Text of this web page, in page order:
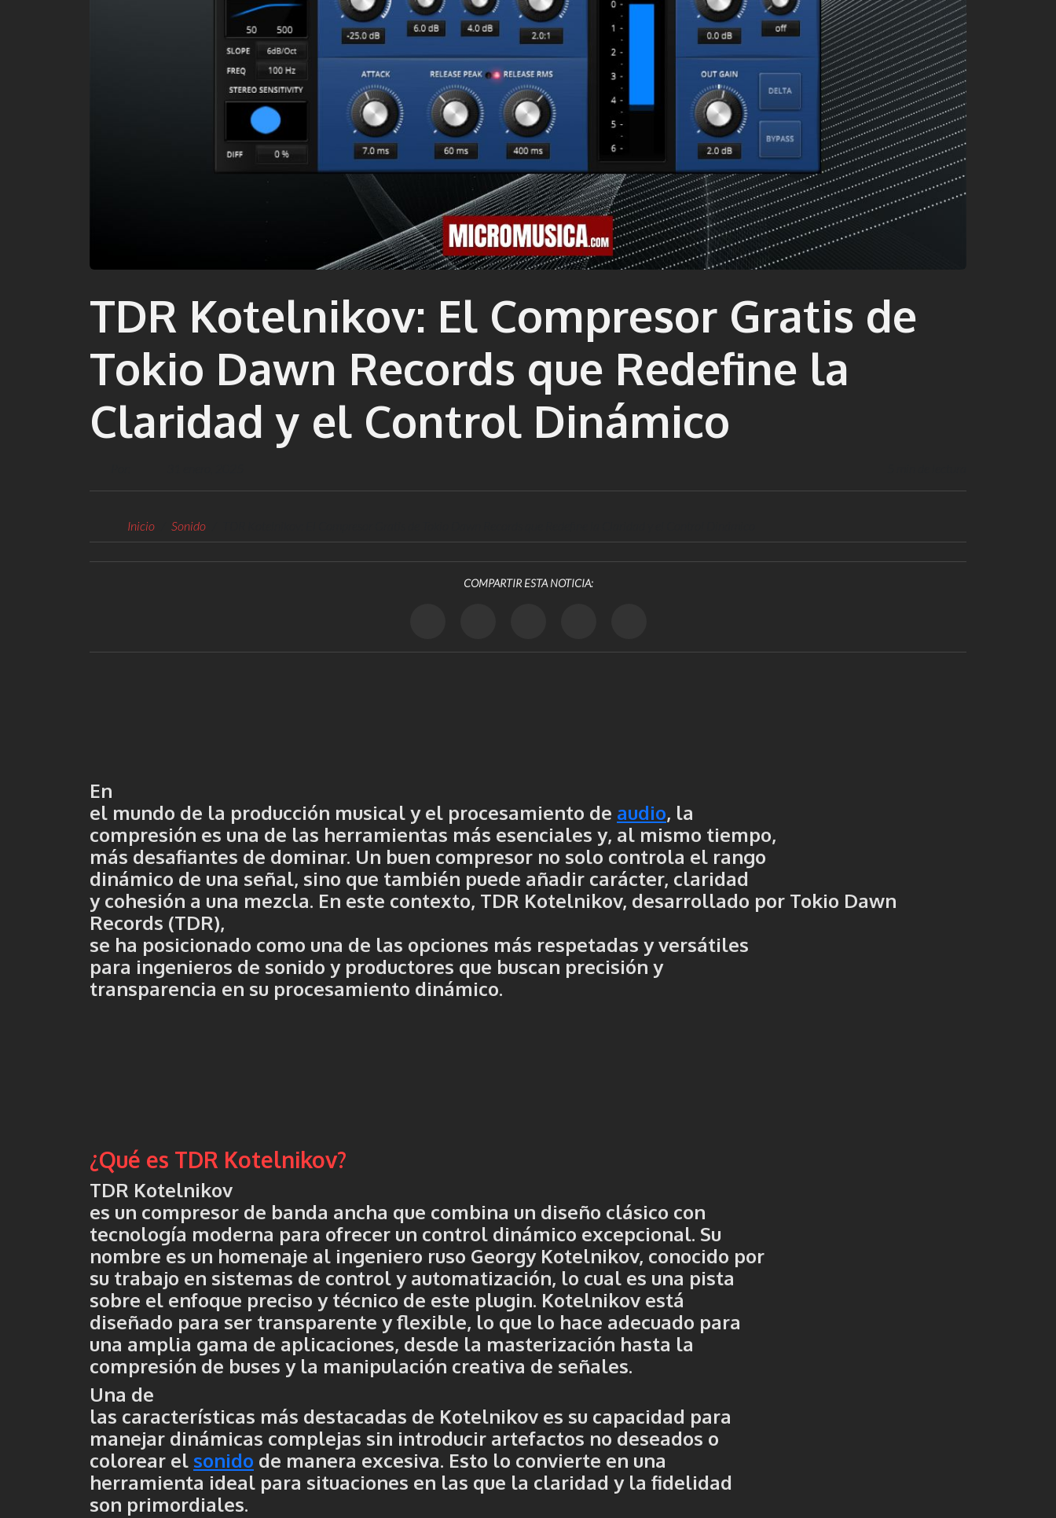
TDR Kotelnikov: El Compresor Gratis de
Tokio Dawn Records que Redefine la
Claridad y el Control Dinámico
Inicio Sonido
COMPARTIR ESTA NOTICIA:
En
el mundo de la producción musical y el procesamiento de audio, la
compresión es una de las herramientas más esenciales y, al mismo tiempo,
más desafiantes de dominar. Un buen compresor no solo controla el rango
dinámico de una señal, sino que también puede añadir carácter, claridad
y cohesión a una mezcla. En este contexto, TDR Kotelnikov, desarrollado por Tokio Dawn
Records (TDR),
se ha posicionado como una de las opciones más respetadas y versátiles
para ingenieros de sonido y productores que buscan precisión y
transparencia en su procesamiento dinámico.
¿Qué es TDR Kotelnikov?
TDR Kotelnikov
es un compresor de banda ancha que combina un diseño clásico con
tecnología moderna para ofrecer un control dinámico excepcional. Su
nombre es un homenaje al ingeniero ruso Georgy Kotelnikov, conocido por
su trabajo en sistemas de control y automatización, lo cual es una pista
sobre el enfoque preciso y técnico de este plugin. Kotelnikov está
diseñado para ser transparente y flexible, lo que lo hace adecuado para
una amplia gama de aplicaciones, desde la masterización hasta la
compresión de buses y la manipulación creativa de señales.
Una de
las características más destacadas de Kotelnikov es su capacidad para
manejar dinámicas complejas sin introducir artefactos no deseados o
colorear el sonido de manera excesiva. Esto lo convierte en una
herramienta ideal para situaciones en las que la claridad y la fidelidad
son primordiales.